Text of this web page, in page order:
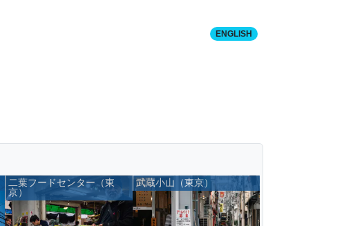
ENGLISH
二葉フードセンター（東
京）
武蔵小山（東京）